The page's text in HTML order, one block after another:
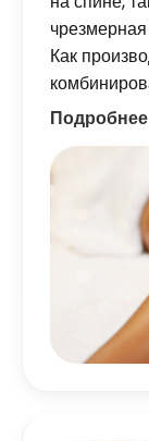
Как
Подробнее